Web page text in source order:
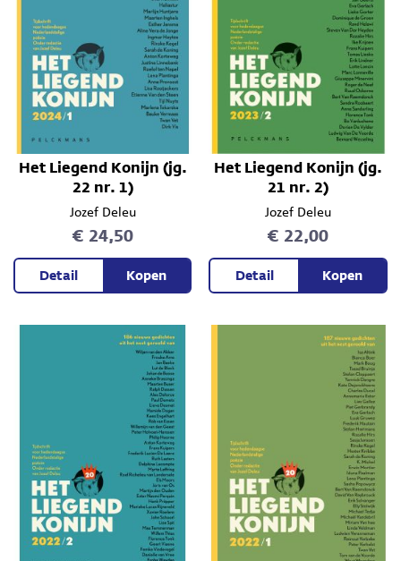
Het Liegend Konijn (jg.
22 nr. 1)
Jozef Deleu
€ 24,50
Detail Kopen
Het Liegend Konijn (jg.
21 nr. 2)
Jozef Deleu
€ 22,00
Detail Kopen